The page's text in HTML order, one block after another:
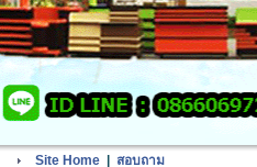
Site Home สอบถาม